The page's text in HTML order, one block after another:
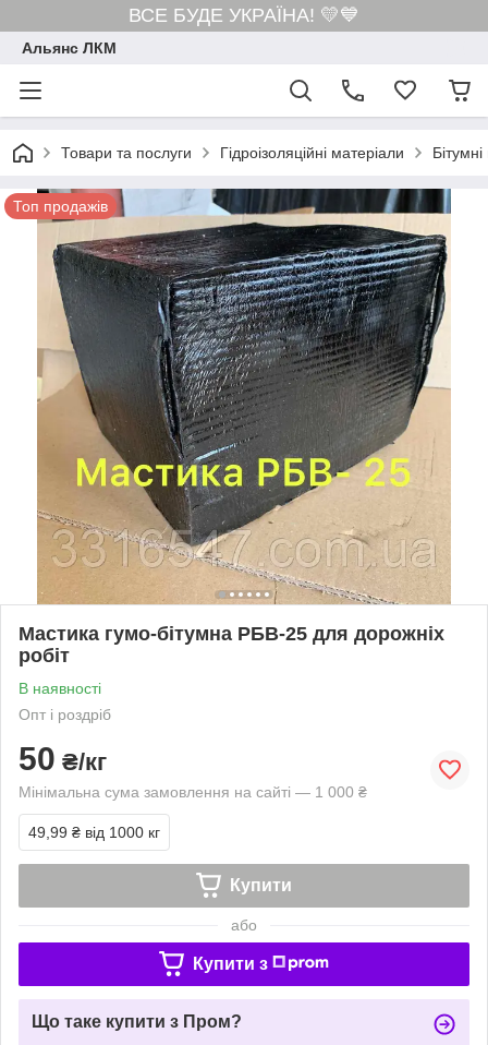
ВСЕ БУДЕ УКРАЇНА! 💛💙
Альянс ЛКМ
Товари та послуги Гідроізоляційні матеріали
Топ продажів
Мастика гумо-бітумна РБВ-25 для дорожніх
робіт
В наявності
Опт і роздріб
50 ₴/кг
Мінімальна сума замовлення на сайті — 1 000 ₴
49,99 ₴ від 1000 кг
Купити
або
Купити з
Що таке купити з Пром?